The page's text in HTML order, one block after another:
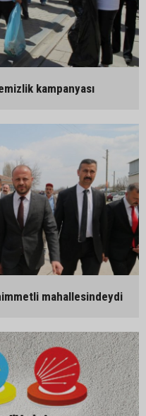
kampanyası
mahallesindeydi